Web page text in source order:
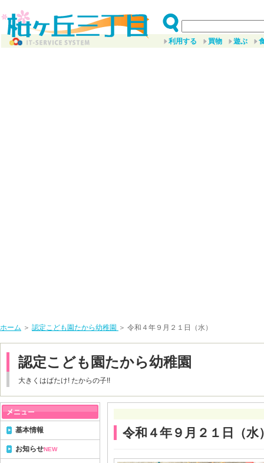
利用する 買物 遊ぶ
ホーム ＞ 認定こども園たから幼稚園 ＞ 令和４年９月２１日（水）
認定こども園たから幼稚園
大きくはばたけ! たからの子!!
令和４年９月２１日（水
基本情報
お知らせNEW